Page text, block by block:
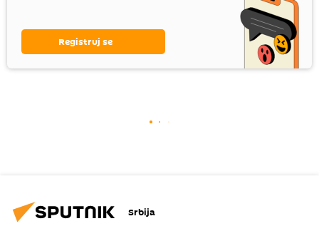
Registruj se
Srbija